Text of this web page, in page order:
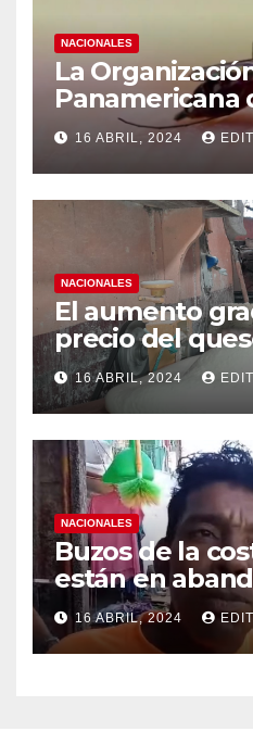
NACIONALES
La
Panamericana
(OPS),
medidas ante
casos de
16 ABRIL, 2024
NACIONALES
El aumento
precio del
efectos a las
16 ABRIL, 2024
NACIONALES
Buzos de la
están en
16 ABRIL, 2024